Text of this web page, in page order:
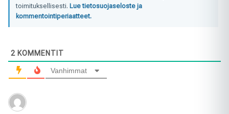
toimituksellisesti. Lue tietosuojaseloste ja
kommentointiperiaatteet.
2 KOMMENTIT
Vanhimmat